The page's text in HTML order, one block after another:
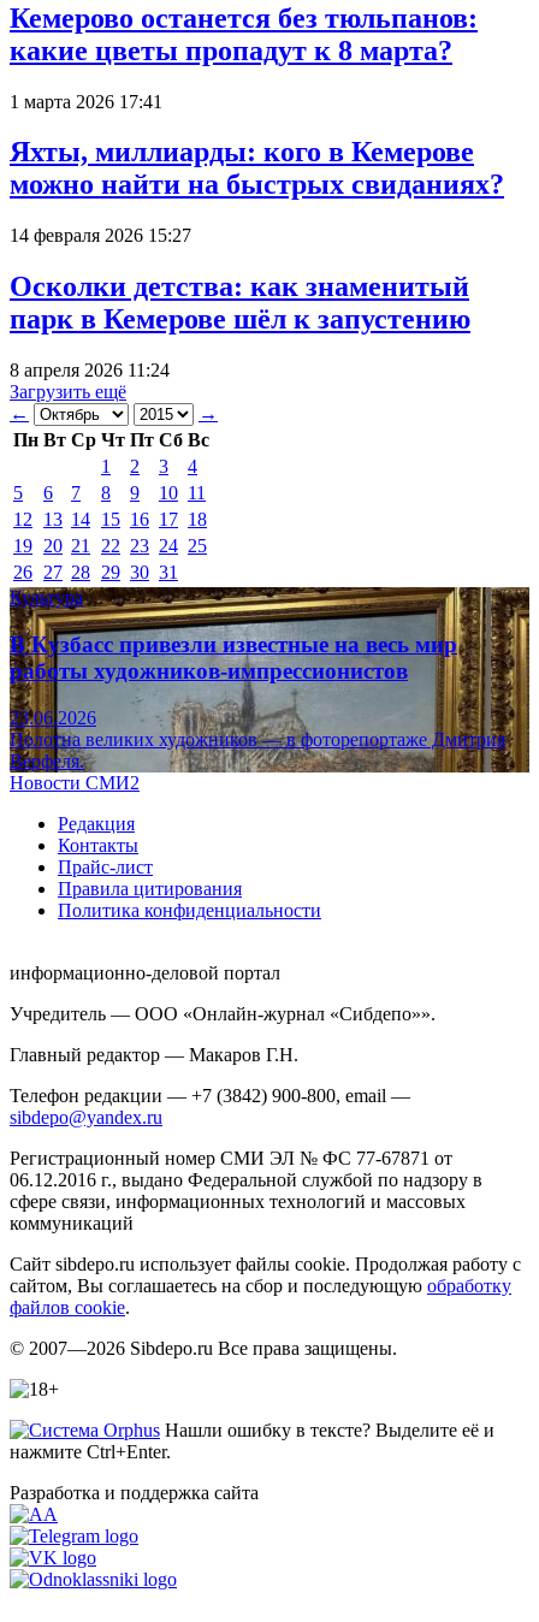
Кемерово останется без тюльпанов:
какие цветы пропадут к 8 марта?
1 марта 2026 17:41
Яхты, миллиарды: кого в Кемерове
можно найти на быстрых свиданиях?
14 февраля 2026 15:27
Осколки детства: как знаменитый
парк в Кемерове шёл к запустению
8 апреля 2026 11:24
Загрузить ещё
←
→
Пн Вт Ср Чт Пт Сб Вс
1
2 3
4
5
6 7 8 9 10 11
12
13 14 15 16 17 18
19 20 21 22 23 24 25
26 27 28 29 30 31
Культура
В Кузбасс привезли известные на весь мир
работы художников-импрессионистов
23.06.2026
Полотна великих художников — в фоторепортаже Дмитрия
Верфеля.
Новости СМИ2
Редакция
Контакты
Прайс-лист
Правила цитирования
Политика конфиденциальности
информационно-деловой портал
Учредитель — ООО «Онлайн-журнал «Сибдепо»».
Главный редактор — Макаров Г.Н.
Телефон редакции — +7 (3842) 900-800, email —
sibdepo@yandex.ru
Регистрационный номер СМИ ЭЛ № ФС 77-67871 от
06.12.2016 г., выдано Федеральной службой по надзору в
сфере связи, информационных технологий и массовых
коммуникаций
Сайт sibdepo.ru использует файлы cookie. Продолжая работу с
сайтом, Вы соглашаетесь на сбор и последующую обработку
файлов cookie.
© 2007—2026 Sibdepo.ru Все права защищены.
Нашли ошибку в тексте? Выделите её и
нажмите Ctrl+Enter.
Разработка и поддержка сайта